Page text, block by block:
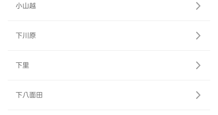
小山越
下川原
下里
下八面田